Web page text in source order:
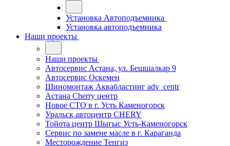
Установка Автоподъемника
Установка автоподъемника
Наши проекты
Наши проекты
Автосервис Астана, ул. Бешшалкар 9
Автосервис Оскемен
Шиномонтаж Аквабластинг adv_centr
Астана Cherry центр
Новое СТО в г. Усть Каменогорск
Уральск автоцентр CHERY
Тойота центр Шыгыс Усть-Каменогорск
Сервис по замене масле в г. Караганда
Месторождение Тенгиз